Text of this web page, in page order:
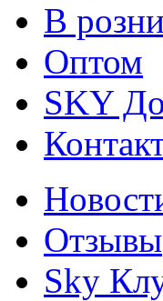
В
Оптом
SKY
Отзывы
Sky